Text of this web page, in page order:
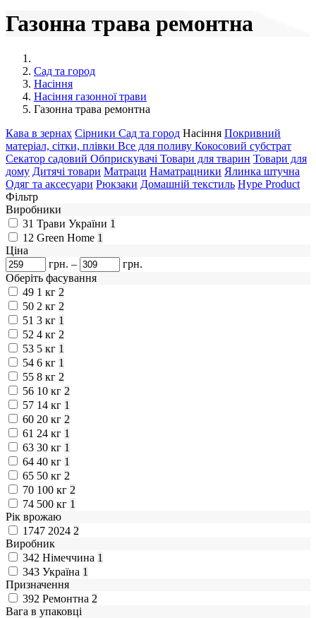
Газонна трава ремонтна
Сад та город
Насіння
Насіння газонної трави
Газонна трава ремонтна
Кава в зернах Сірники Сад та город Насіння Покривний
матеріал, сітки, плівки Все для поливу Кокосовий субстрат
Секатор садовий Обприскувачі Товари для тварин Товари для
дому Дитячі товари Матраци Наматрацники Ялинка штучна
Одяг та аксесуари Рюкзаки Домашній текстиль Hype Product
Фільтр
Виробники
31 Трави України 1
12 Green Home 1
Ціна
грн. –
грн.
Оберіть фасування
49 1 кг 2
50 2 кг 2
51 3 кг 1
52 4 кг 2
53 5 кг 1
54 6 кг 1
55 8 кг 2
56 10 кг 2
57 14 кг 1
60 20 кг 2
61 24 кг 1
63 30 кг 1
64 40 кг 1
65 50 кг 2
70 100 кг 2
74 500 кг 1
Рік врожаю
1747 2024 2
Виробник
342 Німеччина 1
343 Україна 1
Призначення
392 Ремонтна 2
Вага в упаковці